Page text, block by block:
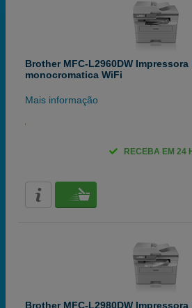
Brother MFC-L2960DW Impressora
monocromatica WiFi
Mais informação
RECEBA EM 24
Brother MFC-L2980DW